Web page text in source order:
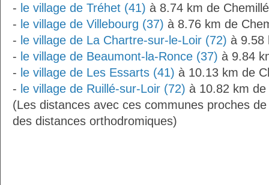
- le village de Tréhet (41) à 8.74 km de
- le village de Villebourg (37) à 8.76 km de
- le village de La Chartre-sur-le-Loir (72) à 9.58
- le village de Beaumont-la-Ronce (37) à 9.84
- le village de Les Essarts (41) à 10.13 km de
- le village de Ruillé-sur-Loir (72) à 10.82 km
(Les distances avec ces communes proches
des distances orthodromiques)